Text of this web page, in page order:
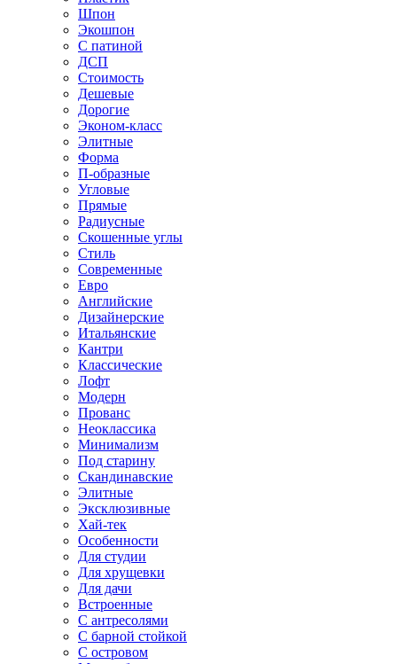
Шпон
Экошпон
С патиной
ДСП
Стоимость
Дешевые
Дорогие
Эконом-класс
Элитные
Форма
П-образные
Угловые
Прямые
Радиусные
Скошенные углы
Стиль
Современные
Евро
Английские
Дизайнерские
Итальянские
Кантри
Классические
Лофт
Модерн
Прованс
Неоклассика
Минимализм
Под старину
Скандинавские
Элитные
Эксклюзивные
Хай-тек
Особенности
Для студии
Для хрущевки
Для дачи
Встроенные
С антресолями
С барной стойкой
С островом